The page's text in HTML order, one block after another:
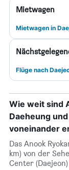
Mietwagen
Mietwagen in
Flüge nach
Wie weit sind
Daeheung
voneinander
Das Anook
km) von der
Center